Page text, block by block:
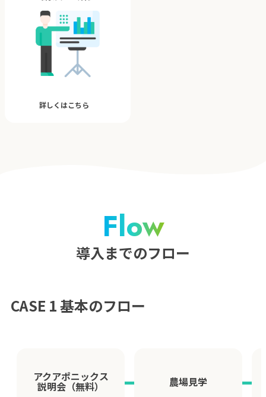
詳しくはこちら
Flow
導入までのフロー
CASE 1 基本のフロー
アクアポニックス
説明会（無料） 農場見学